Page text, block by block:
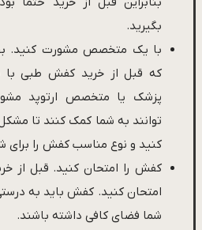
بگیرید.
با یک متخصص مشورت کنید.
که قبل از خرید کفش طبی
پزشک یا متخصص ارتوپد
توانند به شما کمک کنند تا
کنید و نوع مناسب کفش را برای
کفش را امتحان کنید. قبل از
امتحان کنید. کفش باید به
شما فضای کافی داشته باشند.